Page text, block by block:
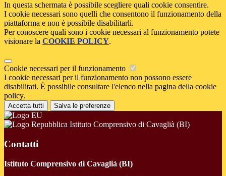
In questa schermata è possibile scegliere quali cookie consentire.
I cookie necessari sono quelli che consentono il funzionamento della
piattaforma e non è possibile disabilitarli.
Per conoscere quali sono i cookie necessari al funzionamento potete
visionare la COOKIE POLICY.
Cookie necessari per il funzionamento
I cookie necessari per il funzionamento non possono essere
disabilitati. È possibile consultare l'elenco nella pagina della cookie
policy.
Accetta tutti Salva le preferenze
Istituto Comprensivo di Cavaglià (BI)
Contatti
Istituto Comprensivo di Cavaglià (BI)